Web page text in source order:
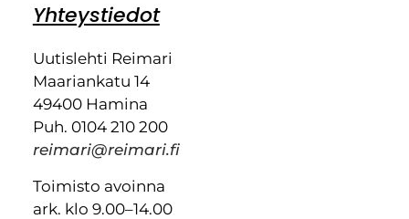
Yhteystiedot
Uutislehti Reimari
Maariankatu 14
49400 Hamina
Puh. 0104 210 200
reimari@reimari.fi
Toimisto avoinna
ark. klo 9.00–14.00